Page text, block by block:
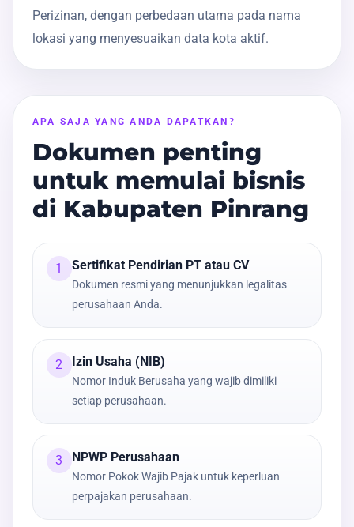
Perizinan, dengan perbedaan utama pada nama
lokasi yang menyesuaikan data kota aktif.
APA SAJA YANG ANDA DAPATKAN?
Dokumen penting
untuk memulai bisnis
di Kabupaten Pinrang
1 Sertifikat Pendirian PT atau CV
Dokumen resmi yang menunjukkan legalitas
perusahaan Anda.
2 Izin Usaha (NIB)
Nomor Induk Berusaha yang wajib dimiliki
setiap perusahaan.
3 NPWP Perusahaan
Nomor Pokok Wajib Pajak untuk keperluan
perpajakan perusahaan.